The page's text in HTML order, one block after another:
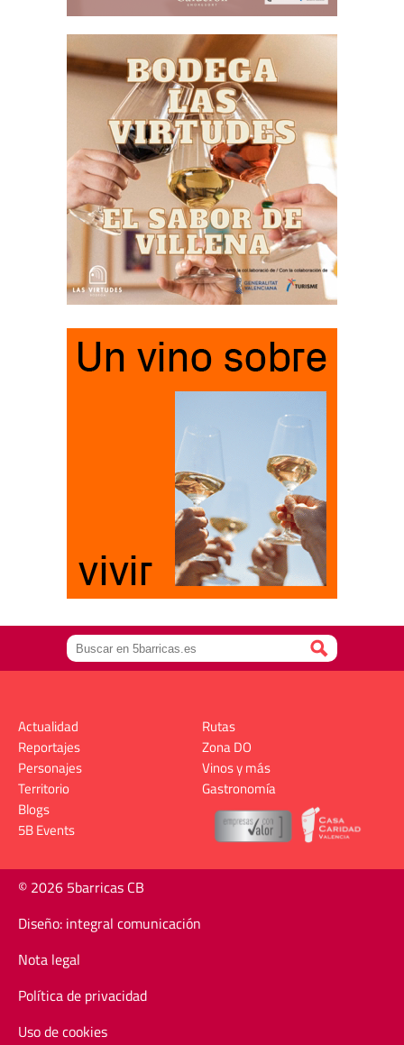
Actualidad
Reportajes
Personajes
Territorio
Rutas
Zona DO
Vinos y más
Gastronomía
Blogs
5B Events
© 2026 5barricas CB
Diseño: integral comunicación
Nota legal
Política de privacidad
Uso de cookies